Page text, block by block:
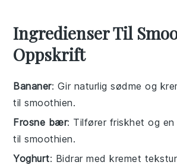
Ingredienser Til
Oppskrift
Bananer: Gir naturlig sødme og
til smoothien.
Frosne bær: Tilfører friskhet og
til smoothien.
Yoghurt: Bidrar med kremet